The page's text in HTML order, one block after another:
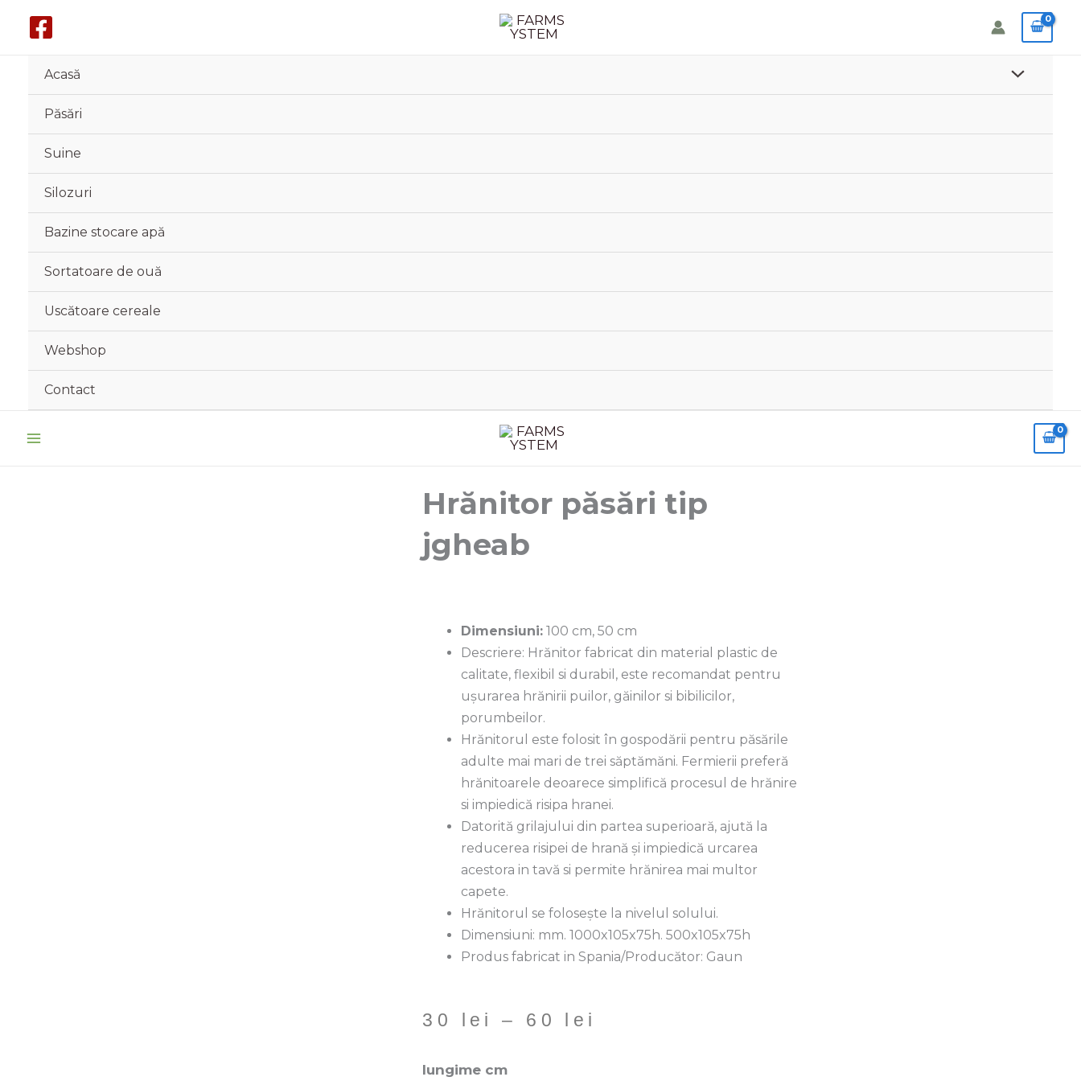
Acasă
Păsări
Suine
Silozuri
Bazine stocare apă
Sortatoare de ouă
Uscătoare cereale
Webshop
Contact
Hrănitor păsări tip
jgheab
Dimensiuni: 100 cm, 50 cm
Descriere: Hrănitor fabricat din material plastic de
calitate, flexibil si durabil, este recomandat pentru
ușurarea hrănirii puilor, găinilor si bibilicilor,
porumbeilor.
Hrănitorul este folosit în gospodării pentru păsările
adulte mai mari de trei săptămăni. Fermierii preferă
hrănitoarele deoarece simplifică procesul de hrănire
si impiedică risipa hranei.
Datorită grilajului din partea superioară, ajută la
reducerea risipei de hrană și impiedică urcarea
acestora in tavă si permite hrănirea mai multor
capete.
Hrănitorul se folosește la nivelul solului.
Dimensiuni: mm. 1000x105x75h. 500x105x75h
Produs fabricat in Spania/Producător: Gaun
30 lei – 60 lei
lungime cm
Cantitate